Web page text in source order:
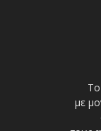
με